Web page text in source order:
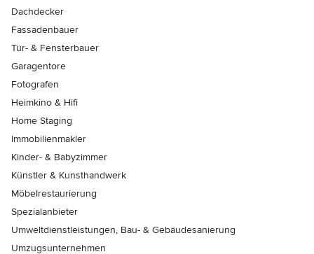
Dachdecker
Fassadenbauer
Tür- & Fensterbauer
Garagentore
Fotografen
Heimkino & Hifi
Home Staging
Immobilienmakler
Kinder- & Babyzimmer
Künstler & Kunsthandwerk
Möbelrestaurierung
Spezialanbieter
Umweltdienstleistungen, Bau- & Gebäudesanierung
Umzugsunternehmen